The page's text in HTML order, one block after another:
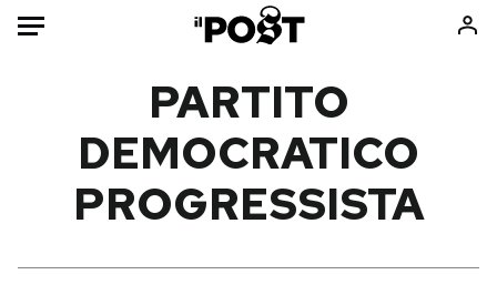
HOME
Italia
Mondo
Moda
Libri
PARTITO
DEMOCRATICO
PROGRESSISTA